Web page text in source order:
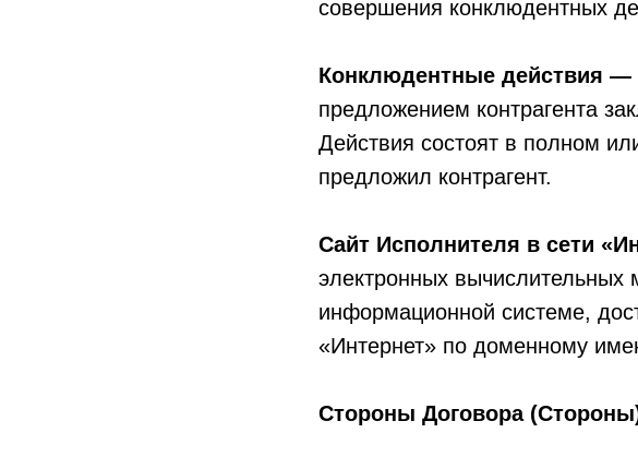
совершения конклюдентных
Конклюдентные действия —
предложением контрагента
Действия состоят в полном
предложил контрагент.
Сайт Исполнителя в сети
электронных
информационной системе,
«Интернет» по доменному
Стороны Договора